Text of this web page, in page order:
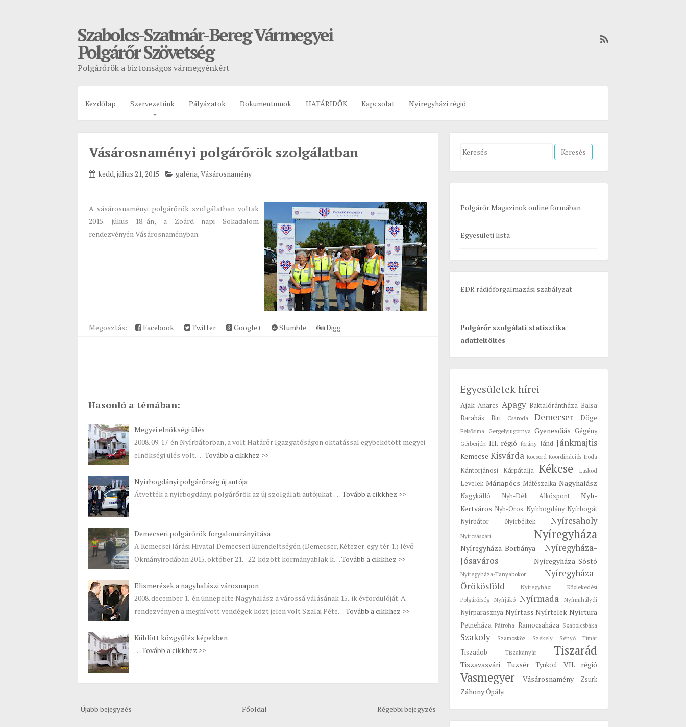
Szabolcs-Szatmár-Bereg Vármegyei
Polgárőr Szövetség
Polgárőrök a biztonságos vármegyénkért
Kezdőlap Szervezetünk Pályázatok Dokumentumok HATÁRIDŐK Kapcsolat Nyíregyházi régió
Vásárosnaményi polgárőrök szolgálatban
kedd, július 21, 2015 galéria,Vásárosnamény
A vásárosnaményi polgárőrök szolgálatban voltak
2015. július 18.-án, a Zoárd napi Sokadalom
rendezvényén Vásárosnaményban.
Megosztás: Facebook Twitter Google+ Stumble Digg
Hasonló a témában:
Megyei elnökségi ülés
2008. 09. 17-én Nyírbátorban, a volt Határőr Igazgatóságon oktatással egybekötött megyei
elnökségi ülés volt. …Tovább a cikkhez >>
Nyírbogdányi polgárőrség új autója
Átvették a nyírbogdányi polgárőrök az új szolgálati autójukat. …Tovább a cikkhez >>
Demecseri polgárőrök forgalomirányítása
A Kemecsei Járási Hivatal Demecseri Kirendeltségén (Demecser, Kétezer-egy tér 1.) lévő
Okmányirodában 2015. október 21. - 22. között kormányablak k…Tovább a cikkhez >>
Elismerések a nagyhalászi városnapon
2008. december 1.-én ünnepelte Nagyhalász a várossá válásának 15.-ik évfordulóját. A
rendezvényen a meghívott vendégek közt jelen volt Szalai Péte…Tovább a cikkhez >>
Küldött közgyűlés képekben
…Tovább a cikkhez >>
Újabb bejegyzés Régebbi bejegyzés
Főoldal
S
h
o
Polgárőr Magazinok online formában
Egyesületi lista
EDR rádióforgalmazási szabályzat
Polgárőr szolgálati statisztika
adatfeltöltés
Egyesületek hírei
Ajak Anarcs Apagy Baktalórántháza Balsa
Barabás
Biri Csaroda Demecser Döge
Felsősima Gergelyiugornya Gyenesdiás Gégény
Gérberjén III. régió Ibrány Jánd Jánkmajtis
Kemecse Kisvárda Kocsord Koordinációs Iroda
Kántorjánosi Kárpátalja Kékcse Laskod
Levelek Máriapócs Mátészalka Nagyhalász
Nagykálló Nyh-Déli Alközpont
Nyh-
Kertváros Nyh-Oros Nyírbogdány Nyírbogát
Nyírbátor
Nyírbéltek Nyírcsaholy
Nyírcsászári Nyíregyháza
Nyíregyháza-Borbánya
Nyíregyháza-
Jósaváros
Nyíregyháza-Sóstó
Nyíregyháza-Tanyabokor
Nyíregyháza-
Örökösföld
Nyíregyházi Közlekedési
Polgárőrség Nyírjákó Nyírmada Nyírmihálydi
Nyírparasznya Nyírtass Nyírtelek Nyírtura
Petneháza Pátroha Ramocsaháza Szabolcsbáka
Szakoly Szamosköz Székely Sényő Timár
Tiszadob Tiszakanyár Tiszarád
Tiszavasvári Tuzsér Tyukod VII. régió
Vasmegyer Vásárosnamény Zsurk
Záhony Ópályi